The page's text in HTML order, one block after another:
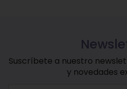
Suscríbete a nuestro
y novedades